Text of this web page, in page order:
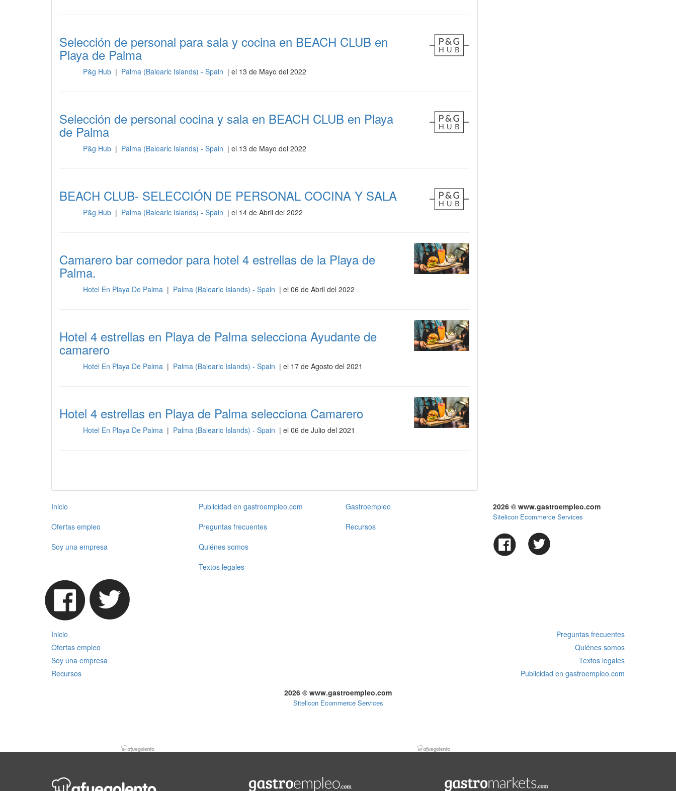
Selección de personal para sala y cocina en BEACH CLUB en
Playa de Palma
P&g Hub | Palma (Balearic Islands) - Spain | el 13 de Mayo del 2022
Selección de personal cocina y sala en BEACH CLUB en Playa
de Palma
P&g Hub | Palma (Balearic Islands) - Spain | el 13 de Mayo del 2022
BEACH CLUB- SELECCIÓN DE PERSONAL COCINA Y SALA
P&g Hub | Palma (Balearic Islands) - Spain | el 14 de Abril del 2022
Camarero bar comedor para hotel 4 estrellas de la Playa de
Palma.
Hotel En Playa De Palma | Palma (Balearic Islands) - Spain | el 06 de Abril del 2022
Hotel 4 estrellas en Playa de Palma selecciona Ayudante de
camarero
Hotel En Playa De Palma | Palma (Balearic Islands) - Spain | el 17 de Agosto del 2021
Hotel 4 estrellas en Playa de Palma selecciona Camarero
Hotel En Playa De Palma | Palma (Balearic Islands) - Spain | el 06 de Julio del 2021
Inicio
Ofertas empleo
Soy una empresa
Publicidad en gastroempleo.com
Preguntas frecuentes
Quiénes somos
Textos legales
Gastroempleo
Recursos
2026 © www.gastroempleo.com
Sitelicon Ecommerce Services
Inicio
Preguntas frecuentes
Ofertas empleo
Quiénes somos
Soy una empresa
Textos legales
Recursos
Publicidad en gastroempleo.com
2026 © www.gastroempleo.com
Sitelicon Ecommerce Services